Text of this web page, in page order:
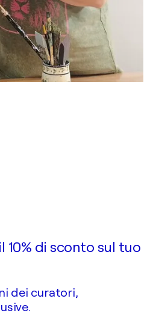
di sconto sul tuo
dei curatori,